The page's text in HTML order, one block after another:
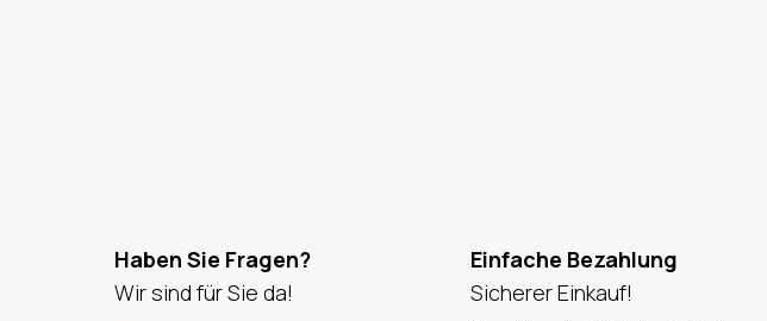
Haben Sie Fragen?
Wir sind für Sie da!
Einfache Bezahlung
Sicherer Einkauf!